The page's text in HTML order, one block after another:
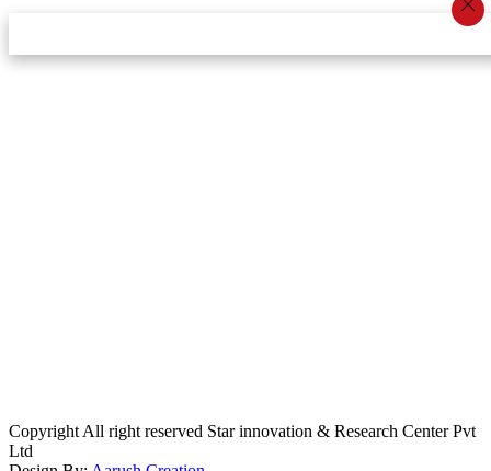
Copyright All right reserved Star innovation & Research Center Pvt
Ltd